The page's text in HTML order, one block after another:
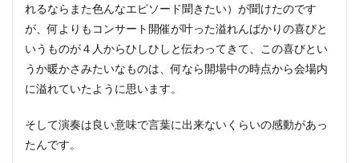
れるならまた色んなエピソード聞きたい）が聞けたのです
が、何よりもコンサート開催が叶った溢れんばかりの喜びと
いうものが４人からひしひしと伝わってきて、この喜びとい
うか暖かさみたいなものは、何なら開場中の時点から会場内
に溢れていたように思います。
そして演奏は良い意味で言葉に出来ないくらいの感動があっ
たんです。